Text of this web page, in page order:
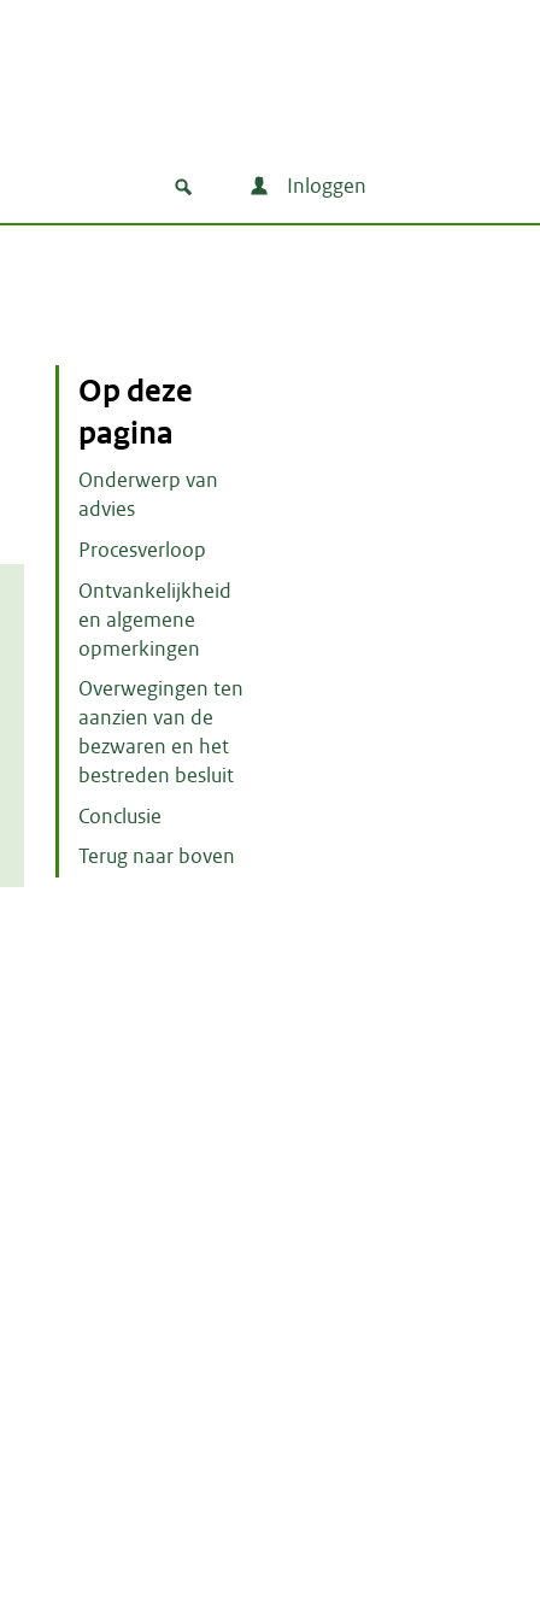
Inloggen
Op deze
pagina
Onderwerp van
advies
Procesverloop
Ontvankelijkheid
en algemene
opmerkingen
Overwegingen ten
aanzien van de
bezwaren en het
bestreden besluit
Conclusie
Terug naar boven